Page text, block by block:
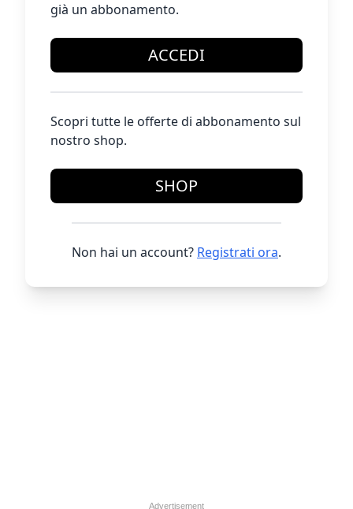
già un abbonamento.
ACCEDI
Scopri tutte le offerte di abbonamento sul
nostro shop.
SHOP
Non hai un account? Registrati ora.